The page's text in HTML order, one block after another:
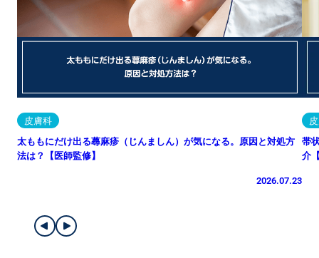
皮膚科
太ももにだけ出る蕁麻疹（じんましん）が気になる。原因と対処方
法は？【医師監修】
2026.07.23
帯
介